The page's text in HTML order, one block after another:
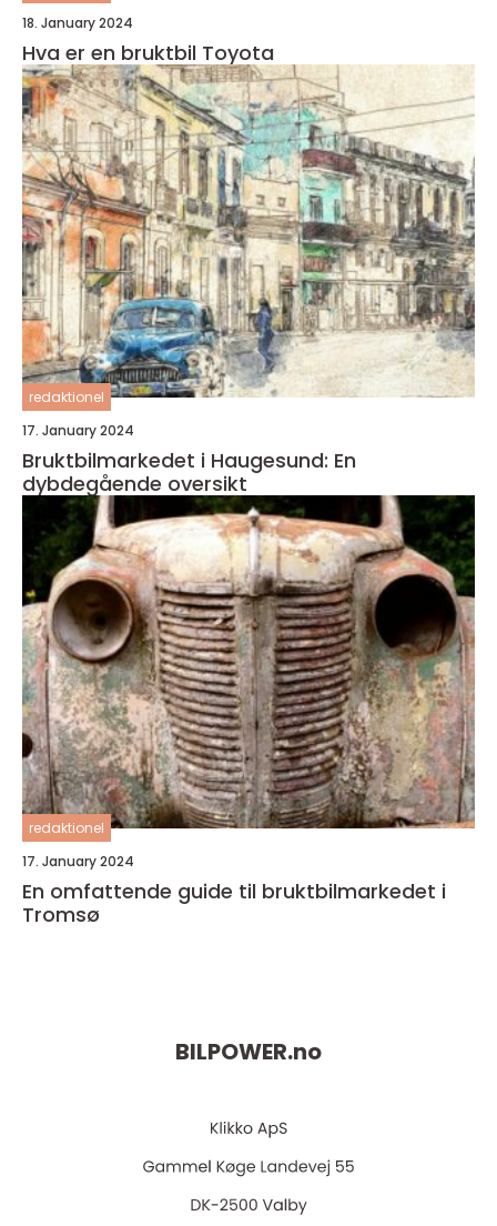
18. January 2024
Hva er en bruktbil Toyota
redaktionel
17. January 2024
Bruktbilmarkedet i Haugesund: En
dybdegående oversikt
redaktionel
17. January 2024
En omfattende guide til bruktbilmarkedet i
Tromsø
BILPOWER.no